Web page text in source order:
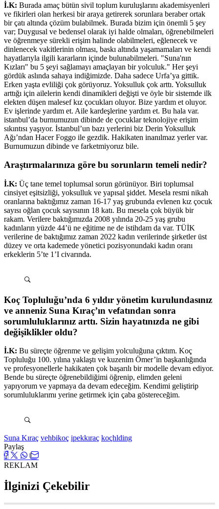
İ.K: Burada amaç bütün sivil toplum kuruluşlarını akademisyenleri
ve fikirleri olan herkesi bir araya getirerek sorunlara beraber ortak
bir çatı altında çözüm bulabilmek. Burada bizim için önemli 5 şey
var; Duygusal ve bedensel olarak iyi halde olmaları, öğrenebilmeleri
ve öğrenmeye sürekli erişim halinde olabilmeleri, eğlenecek ve
dinlenecek vakitlerinin olması, baskı altında yaşamamaları ve kendi
hayatlarıyla ilgili kararların içinde bulunabilmeleri. "Suna'nın
Kızları" bu 5 şeyi sağlamayı amaçlayan bir yolculuk." Her şeyi
gördük aslında sahaya indiğimizde. Daha sadece Urfa’ya gittik.
Erken yaşta evliliği çok görüyoruz. Yoksulluk çok arttı. Yoksulluk
arttığı için ailelerin kendi dinamikleri değişti ve öyle bir sistemde ilk
elekten düşen malesef kız çocukları oluyor. Bize yardım et oluyor.
Ev işlerinde yardım et. Aile kardeşlerine yardım et. Bu hala var.
istanbul’da burnumuzun dibinde de çocuklar teknolojiye erişim
sıkıntısı yaşıyor. İstanbul’un bazı yerlerini biz Derin Yoksulluk
Ağı’ndan Hacer Foggo ile gezdik. Hakikaten inanılmaz yerler var.
Burnumuzun dibinde ve farketmiyoruz bile.
Araştırmalarınıza göre bu sorunların temeli nedir?
İ.K: Üç tane temel toplumsal sorun görünüyor. Biri toplumsal
cinsiyet eşitsizliği, yoksulluk ve yapısal şiddet. Mesela resmi nikah
oranlarına baktığımız zaman 16-17 yaş grubunda evlenen kız çocuk
sayısı oğlan çocuk sayısının 18 katı. Bu mesela çok büyük bir
rakam. Verilere baktığımızda 2008 yılında 20-25 yaş grubu
kadınların yüzde 44’ü ne eğitime ne de istihdam da var. TÜİK
verilerine de baktığımız zaman 2022 kadın verilerinde şirketler üst
düzey ve orta kademede yönetici pozisyonundaki kadın oranı
erkeklerin 5’te 1’I civarında.
Koç Topluluğu’nda 6 yıldır yönetim kurulundasınız
ve anneniz Suna Kıraç’ın vefatından sonra
sorumluluklarınız arttı. Sizin hayatınızda ne gibi
değişiklikler oldu?
İ.K: Bu süreçte öğrenme ve gelişim yolculuğuna çıktım. Koç
Topluluğu 100. yılına yaklaştı ve kuzenim Ömer’in başkanlığında
ve profesyonellerle hakikaten çok başarılı bir modelle devam ediyor.
Bende bu süreçte öğrenebildiğimi öğrenip, elimden geleni
yapıyorum ve yapmaya da devam edeceğim. Kendimi geliştirip
sorumluluklarımı yerine getirmek için çaba göstereceğim.
Suna Kıraç vehbikoç ipekkıraç koçhlding
Paylaş
REKLAM
İlginizi Çekebilir